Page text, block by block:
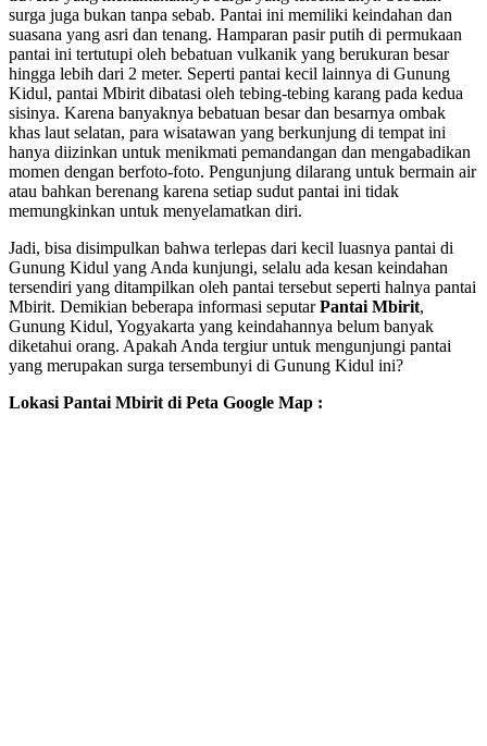
surga juga bukan tanpa sebab. Pantai ini memiliki keindahan dan
suasana yang asri dan tenang. Hamparan pasir putih di permukaan
pantai ini tertutupi oleh bebatuan vulkanik yang berukuran besar
hingga lebih dari 2 meter. Seperti pantai kecil lainnya di Gunung
Kidul, pantai Mbirit dibatasi oleh tebing-tebing karang pada kedua
sisinya. Karena banyaknya bebatuan besar dan besarnya ombak
khas laut selatan, para wisatawan yang berkunjung di tempat ini
hanya diizinkan untuk menikmati pemandangan dan mengabadikan
momen dengan berfoto-foto. Pengunjung dilarang untuk bermain air
atau bahkan berenang karena setiap sudut pantai ini tidak
memungkinkan untuk menyelamatkan diri.
Jadi, bisa disimpulkan bahwa terlepas dari kecil luasnya pantai di
Gunung Kidul yang Anda kunjungi, selalu ada kesan keindahan
tersendiri yang ditampilkan oleh pantai tersebut seperti halnya pantai
Mbirit. Demikian beberapa informasi seputarPantai Mbirit,
Gunung Kidul, Yogyakarta yang keindahannya belum banyak
diketahui orang. Apakah Anda tergiur untuk mengunjungi pantai
yang merupakan surga tersembunyi di Gunung Kidul ini?
Lokasi Pantai Mbirit di Peta Google Map :